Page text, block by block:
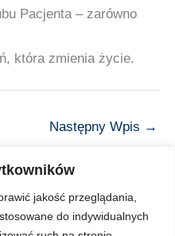
jakość przeglądania,
do indywidualnych
Pacjenta – zarówno
która zmienia życie.
Następny Wpis →
do Pacjenta